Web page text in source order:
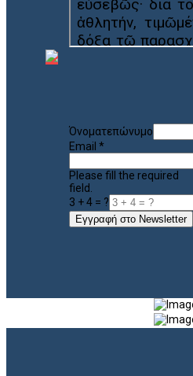
Όνοματεπώνυμο
Email *
Please fill the required
field.
3 + 4 = ?
Εγγραφή στο Newsletter